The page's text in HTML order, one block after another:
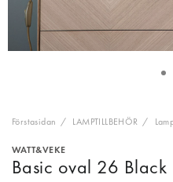
Förstasidan LAMPTILLBEHÖR
WATT&VEKE
Basic oval 26 Black